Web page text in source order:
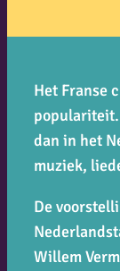
Het Franse
dan in het
muziek,
De
Willem